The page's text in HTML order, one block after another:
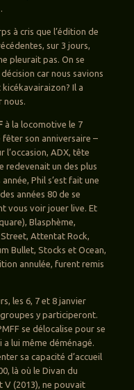
à cris que l’édition de
sur 3 jours,
pleurait pas. On se
car nous savions
Il a
à la locomotive le 7
fêter son anniversaire –
l’occasion, ADX, tête
redevenait un des plus
Phil s’est fait une
années 80 de se
vous voir jouer live. Et
Blasphème,
Street, Attentat Rock,
Bullet, Stocks et Ocean,
annulée, furent remis
les 6, 7 et 8 janvier
y participeront.
se délocalise pour se
lui même déménagé.
sa capacité d’accueil
là où le Divan du
V (2013), ne pouvait